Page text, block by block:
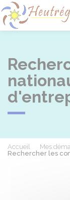
Accueil Mes
Rechercher les